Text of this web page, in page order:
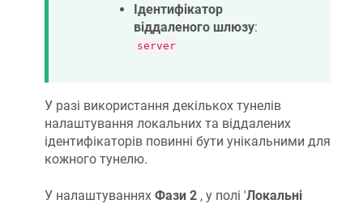
Ідентифікатор
віддаленого шлюзу:
server
У разі використання декількох тунелів
налаштування локальних та віддалених
ідентифікаторів повинні бути унікальними для
кожного тунелю.
У налаштуваннях Фази 2 , у полі 'Локальні